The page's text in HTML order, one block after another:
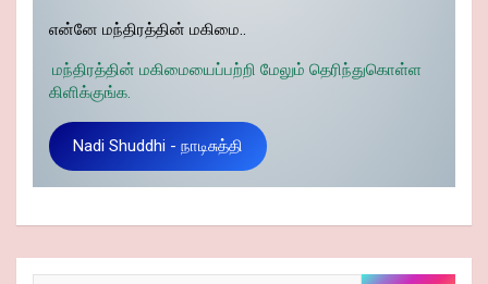
என்னே மந்திரத்தின் மகிமை..
மந்திரத்தின் மகிமையைப்பற்றி மேலும் தெரிந்துகொள்ள
கிளிக்குங்க.
Nadi Shuddhi - நாடிசுத்தி